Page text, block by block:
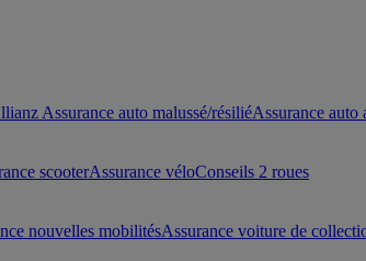
Assurance auto malussé/résiliéAssurance auto
scooterAssurance véloConseils 2 roues
nouvelles mobilitésAssurance voiture de